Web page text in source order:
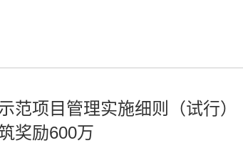
范项目管理实施细则（试行）
奖励600万